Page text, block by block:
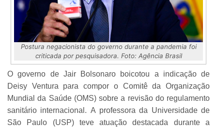
Postura negacionista do governo durante a pandemia foi
criticada por pesquisadora. Foto: Agência Brasil
O governo de Jair Bolsonaro boicotou a indicação de
Deisy Ventura para compor o Comitê da Organização
Mundial da Saúde (OMS) sobre a revisão do regulamento
sanitário internacional. A professora da Universidade de
São Paulo (USP) teve atuação destacada durante a